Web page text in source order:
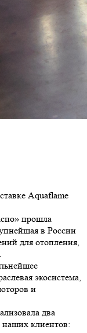
Aquaflame
прошла
в России
для отопления,
экосистема,
и
два
клиентов: